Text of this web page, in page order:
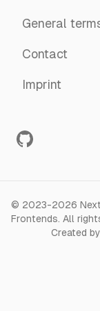
hendrerit
pellentesque
auctor et,
General
Contact
Imprint
© 2023-2026
Frontends. All
Created